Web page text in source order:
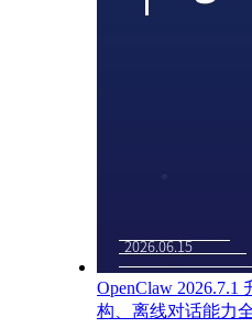
OpenClaw
构、离线对话能力